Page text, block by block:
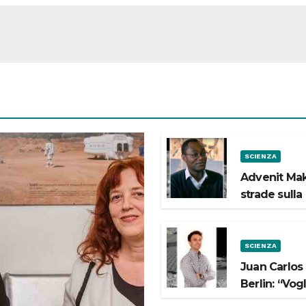
SCIENZA
Advenit
strade sulla
SCIENZA
Juan
Berlin: